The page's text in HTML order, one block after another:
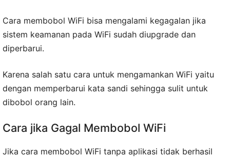
Cara membobol WiFi bisa mengalami kegagalan jika
sistem keamanan pada WiFi sudah diupgrade dan
diperbarui.
Karena salah satu cara untuk mengamankan WiFi yaitu
dengan memperbarui kata sandi sehingga sulit untuk
dibobol orang lain.
Cara jika Gagal Membobol WiFi
Jika cara membobol WiFi tanpa aplikasi tidak berhasil